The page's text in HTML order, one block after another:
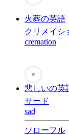
火葬の英語
クリメイシ
cremation
♥
悲しいの英
サード
sad
ソローフル